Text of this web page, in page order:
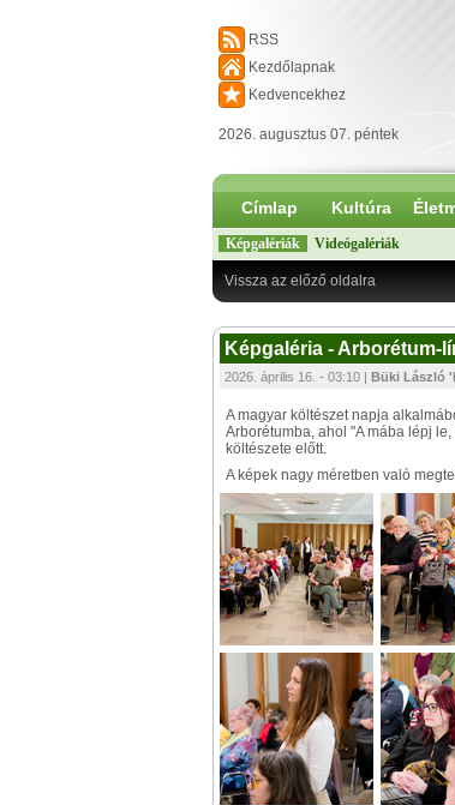
RSS
Kezdőlapnak
Kedvencekhez
2026. augusztus 07. péntek
Címlap Kultúra
Képgalériák Videógalériák
Vissza az előző oldalra
Képgaléria - Arborétum-
2026. április 16. - 03:10 | Büki László
A magyar költészet napja
Arborétumba, ahol "A mába lépj
költészete előtt.
A képek nagy méretben való